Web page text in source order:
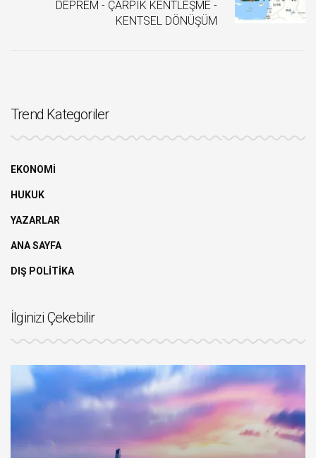
DEPREM - ÇARPIK KENTLEŞME -
KENTSEL DÖNÜŞÜM
Trend Kategoriler
EKONOMİ
HUKUK
YAZARLAR
ANA SAYFA
DIŞ POLİTİKA
İlginizi Çekebilir